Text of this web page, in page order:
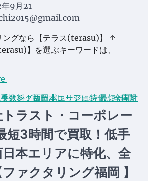
9月21
ングなら【テラス(terasu)】 ↑
】を選ぶキーワードは、
ラスト・コーポレー
短3時間で買取！低手
本エリアに特化、全
ァクタリング福岡 】